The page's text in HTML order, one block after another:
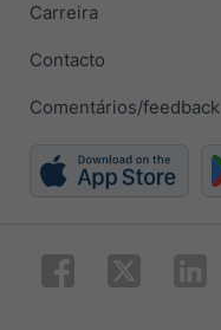
Carreira
Contacto
Comentários/feedback